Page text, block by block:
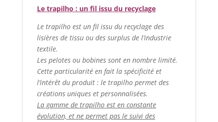
Le trapilho : un fil issu du recyclage
Le trapilho est un fil issu du recyclage des
lisières de tissu ou des surplus de l’industrie
textile.
Les pelotes ou bobines sont en nombre limité.
Cette particularité en fait la spécificité et
l’intérêt du produit : le trapilho permet des
créations uniques et personnalisées.
La gamme de trapilho est en constante
évolution, et ne permet pas le suivi des